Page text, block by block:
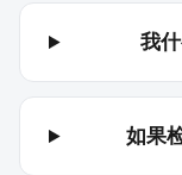
我
如果